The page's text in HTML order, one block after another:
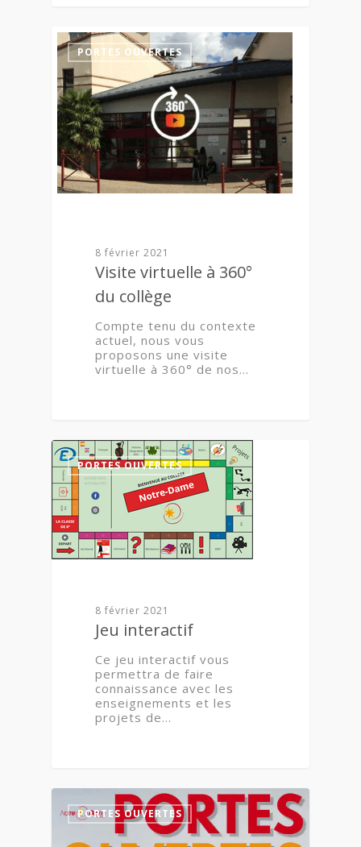
PORTES OUVERTES
8 février 2021
Visite virtuelle à 360°
du collège
Compte tenu du contexte
actuel, nous vous
proposons une visite
virtuelle à 360° de nos…
5
PORTES OUVERTES
8 février 2021
Jeu interactif
Ce jeu interactif vous
permettra de faire
connaissance avec les
enseignements et les
projets de…
1
PORTES OUVERTES
1